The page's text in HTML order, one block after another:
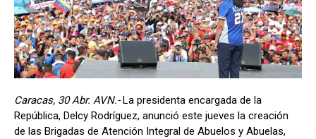
Caracas, 30 Abr. AVN.-La presidenta encargada de la
República, Delcy Rodríguez, anunció este jueves la creación
de las Brigadas de Atención Integral de Abuelos y Abuelas,